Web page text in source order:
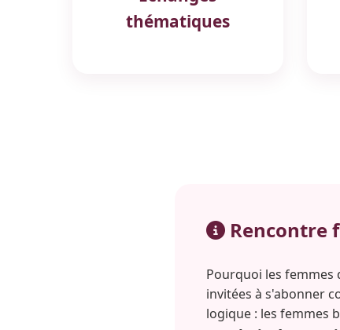
thématiques
Rencontre
Pourquoi les femmes
invitées à s'abonner
logique : les femmes